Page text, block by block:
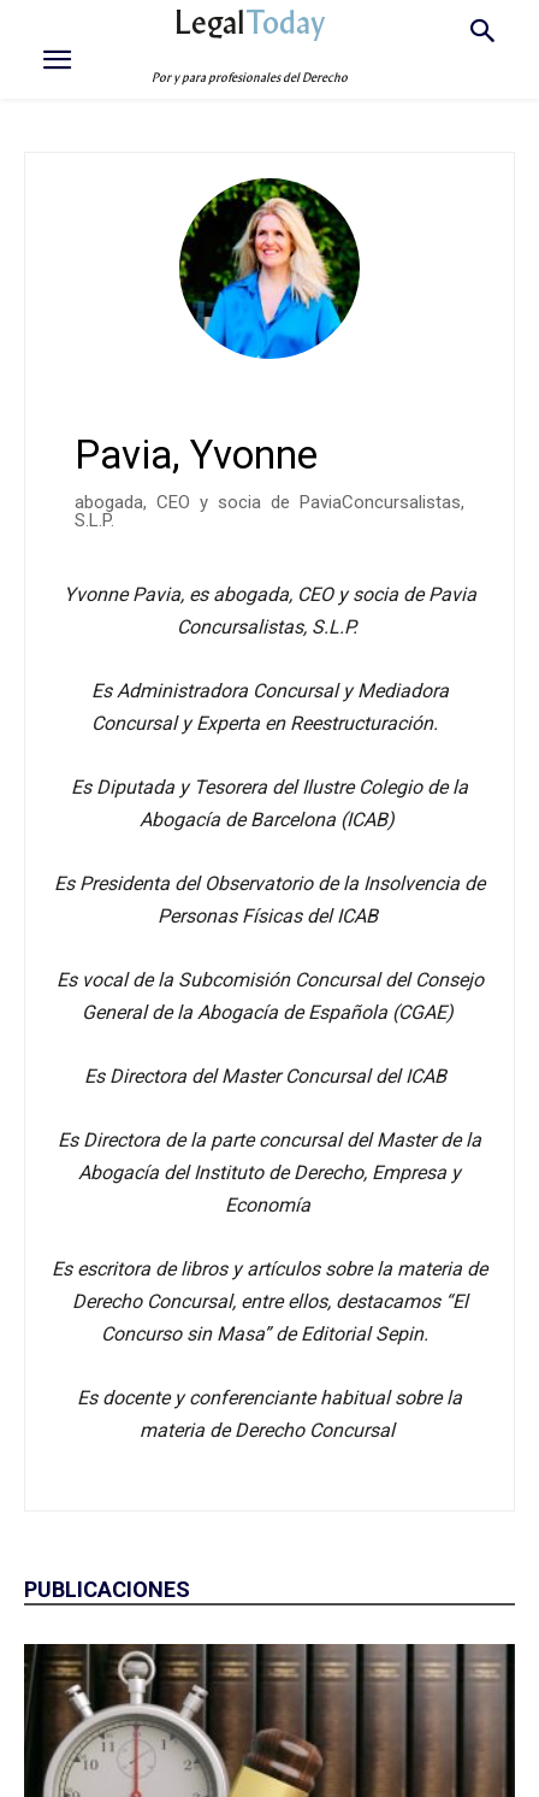
LegalToday
Por y para profesionales del Derecho
Pavia, Yvonne
abogada, CEO y socia de PaviaConcursalistas,
S.L.P.
Yvonne Pavia, es abogada, CEO y socia de Pavia
Concursalistas, S.L.P.
Es Administradora Concursal y Mediadora
Concursal y Experta en Reestructuración.
Es Diputada y Tesorera del Ilustre Colegio de la
Abogacía de Barcelona (ICAB)
Es Presidenta del Observatorio de la Insolvencia de
Personas Físicas del ICAB
Es vocal de la Subcomisión Concursal del Consejo
General de la Abogacía de Española (CGAE)
Es Directora del Master Concursal del ICAB
Es Directora de la parte concursal del Master de la
Abogacía del Instituto de Derecho, Empresa y
Economía
Es escritora de libros y artículos sobre la materia de
Derecho Concursal, entre ellos, destacamos “El
Concurso sin Masa” de Editorial Sepin.
Es docente y conferenciante habitual sobre la
materia de Derecho Concursal
PUBLICACIONES